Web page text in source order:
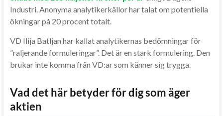
Industri. Anonyma analytikerkällor har talat om potentiella
ökningar på 20 procent totalt.
VD Ilija Batljan har kallat analytikernas bedömningar för
”raljerande formuleringar”. Det är en stark formulering. Den
brukar inte komma från VD:ar som känner sig trygga.
Vad det här betyder för dig som äger
aktien